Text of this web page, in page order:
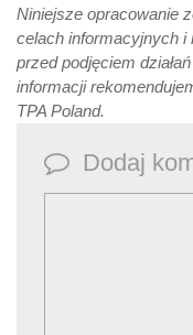
Niniejsze opracowanie
celach informacyjnych i
przed podjęciem
informacji
TPA Poland.
Dodaj